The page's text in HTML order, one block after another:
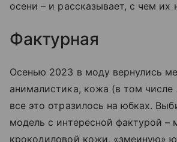
осени – и рассказывает, с чем их
Фактурная
Осенью 2023 в моду вернулись
анималистика, кожа (в том числе
все это отразилось на юбках.
модель с интересной фактурой –
крокодиловой кожи, «змеиную»